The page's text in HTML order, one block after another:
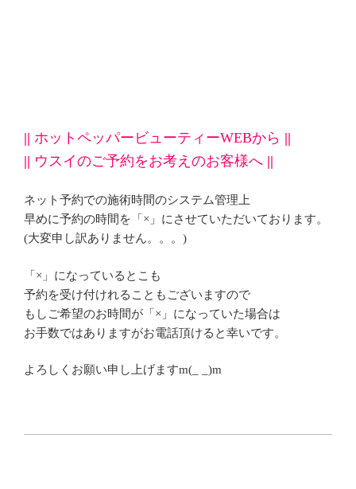
|| ホットペッパービューティーWEBから ||
|| ウスイのご予約をお考えのお客様へ ||
ネット予約での施術時間のシステム管理上
早めに予約の時間を「×」にさせていただいております。
(大変申し訳ありません。。。)
「×」になっているとこも
予約を受け付けれることもございますので
もしご希望のお時間が「×」になっていた場合は
お手数ではありますがお電話頂けると幸いです。
よろしくお願い申し上げますm(_ _)m